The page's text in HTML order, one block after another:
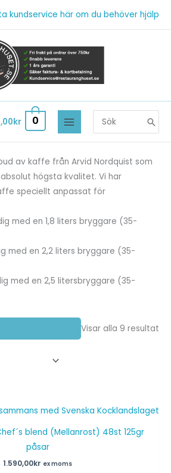
kundservice här om du behöver hjälp
kr 0
Search
for:
av kaffe från Arvid Nordquist som
högsta kvalitet. Vi har
speciellt anpassat för
med en 1,8 liters bryggare (35-
med en 2,2 liters bryggare (35-
med en 2,5 litersbryggare (35-
Visar alla 9 resultat
blend (Mellanrost) 48st 125gr
påsar
1.590,00kr ex moms